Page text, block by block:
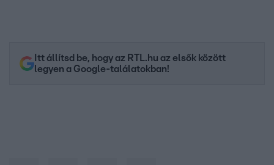
Itt állítsd be, hogy az RTL.hu az elsők között
legyen a Google-találatokban!